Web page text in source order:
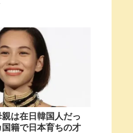
は在日韓国人だっ
籍で日本育ちの才